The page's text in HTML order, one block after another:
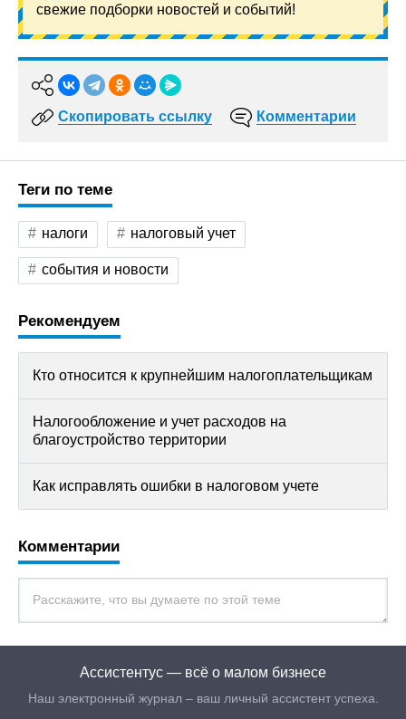
свежие подборки новостей и событий!
Скопировать ссылку Комментарии
Теги по теме
налоги налоговый учет
события и новости
Рекомендуем
Кто относится к крупнейшим налогоплательщикам
Налогообложение и учет расходов на
благоустройство территории
Как исправлять ошибки в налоговом учете
Комментарии
Ассистентус — всё о малом бизнесе
Наш электронный журнал – ваш личный ассистент успеха.